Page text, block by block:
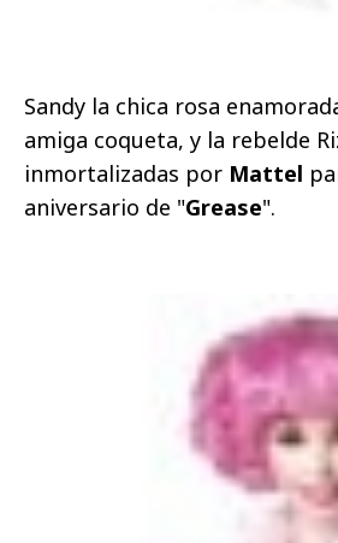
Sandy la chica rosa
amiga coqueta, y la rebelde
inmortalizadas por Mattel
aniversario de "Grease".